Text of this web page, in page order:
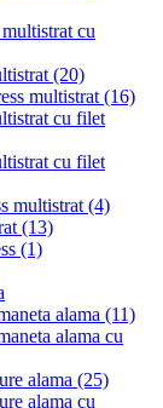
cu
(20)
multistrat (16)
cu filet
cu filet
multistrat (4)
(13)
(1)
alama (11)
alama cu
alama (25)
alama cu